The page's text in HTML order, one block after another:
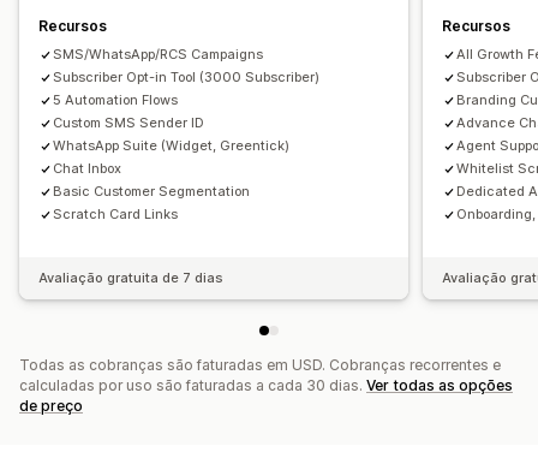
Acompanhamento de pedido
Mensagens de boas-vindas
Campanhas de recuperação de cliente
Regras de segmentação
Acompanhamento de comportamento
Recursos
SMS/WhatsApp/RCS Campaigns
Subscriber Opt-in Tool (3000 Subscriber)
5 Automation Flows
Custom SMS Sender ID
WhatsApp Suite (Widget, Greentick)
Chat Inbox
Basic Customer Segmentation
Scratch Card Links
Avaliação gratuita de 7 dias
Recursos
All Growth
Subscriber
Branding
Advance
Agent
Whitelist
Dedicated
Avaliação
Todas as cobranças são faturadas em USD. Cobranças recorrentes e
calculadas por uso são faturadas a cada 30 dias. Ver todas as opções
de preço